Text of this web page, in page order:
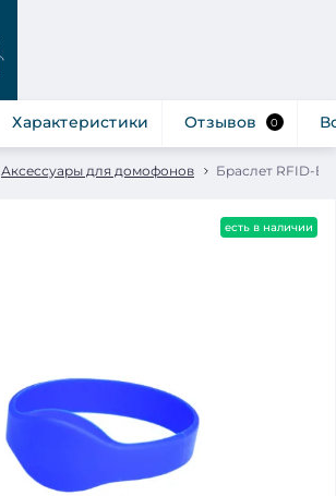
Аксессуары для домофонов Браслет RFID-B-
Характеристики Отзывов 0
есть в наличии